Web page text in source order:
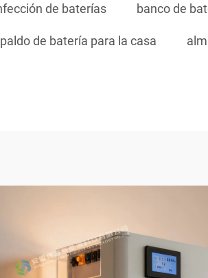
de baterías banco de
de batería para la casa